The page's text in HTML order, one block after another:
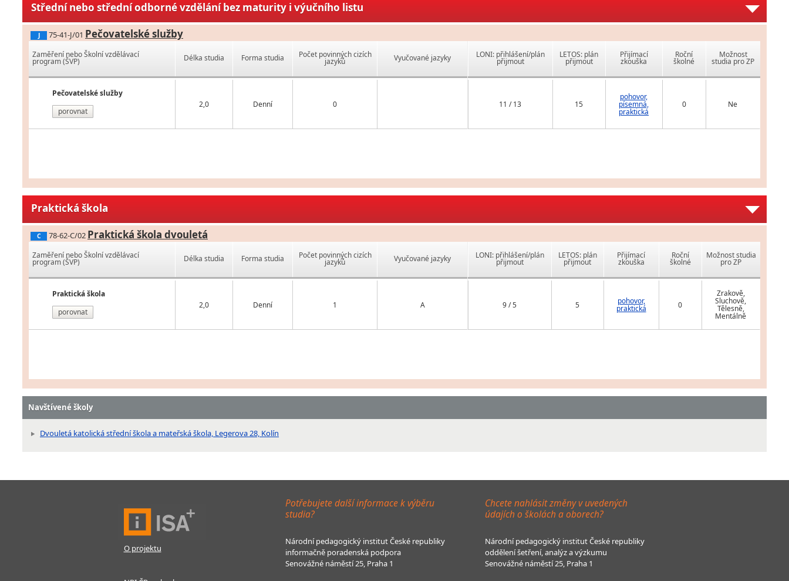
Střední nebo střední odborné vzdělání bez maturity i výučního listu
J 75-41-J/01 Pečovatelské služby
Zaměření nebo Školní vzdělávací
program (ŠVP)
Pečovatelské služby
porovnat
Délka studia Forma studia Počet povinných cizích
jazyků Vyučované jazyky
2,0 Denní 0
LONI: přihlášení/plán
přijmout
LETOS: plán
přijmout
Přijímací
zkouška
Roční
školné
Možnost
studia pro ZP
11 / 13 15
pohovor,
písemná,
praktická
0 Ne
Praktická škola
C 78-62-C/02 Praktická škola dvouletá
Zaměření nebo Školní vzdělávací
program (ŠVP)
Praktická škola
porovnat
Délka studia Forma studia Počet povinných cizích
jazyků Vyučované jazyky
2,0 Denní 1 A
LONI: přihlášení/plán
přijmout
LETOS: plán
přijmout
Přijímací
zkouška
Roční
školné
Možnost studia
pro ZP
9 / 5 5 pohovor,
praktická 0
Zrakově,
Sluchově,
Tělesně,
Mentálně
Navštívené školy
Dvouletá katolická střední škola a mateřská škola, Legerova 28, Kolín
O projektu
Potřebujete další informace k výběru
studia?
Národní pedagogický institut České republiky
informačně poradenská podpora
Senovážné náměstí 25, Praha 1
Chcete nahlásit změny v uvedených
údajích o školách a oborech?
Národní pedagogický institut České republiky
oddělení šetření, analýz a výzkumu
Senovážné náměstí 25, Praha 1